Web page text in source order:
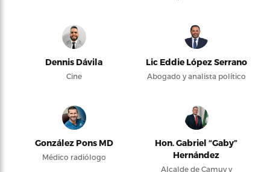
Dennis Dávila
Cine
Lic Eddie López Serrano
Abogado y analista político
González Pons MD
Médico radiólogo
Hon. Gabriel “Gaby”
Hernández
Alcalde de Camuy y